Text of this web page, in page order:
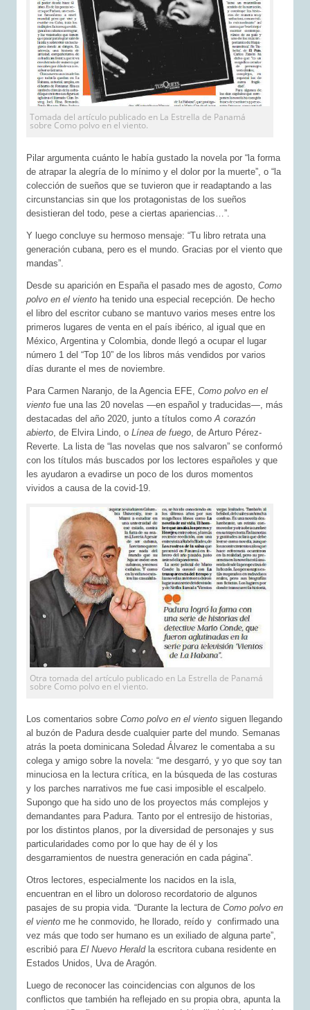
Tomada del artículo publicado en La Estrella de Panamá
sobre Como polvo en el viento.
Pilar argumenta cuánto le había gustado la novela por “la forma
de atrapar la alegría de lo mínimo y el dolor por la muerte”, o “la
colección de sueños que se tuvieron que ir readaptando a las
circunstancias sin que los protagonistas de los sueños
desistieran del todo, pese a ciertas apariencias…”.
Y luego concluye su hermoso mensaje: “Tu libro retrata una
generación cubana, pero es el mundo. Gracias por el viento que
mandas”.
Desde su aparición en España el pasado mes de agosto,Como
polvo en el viento ha tenido una especial recepción. De hecho
el libro del escritor cubano se mantuvo varios meses entre los
primeros lugares de venta en el país ibérico, al igual que en
México, Argentina y Colombia, donde llegó a ocupar el lugar
número 1 del “Top 10” de los libros más vendidos por varios
días durante el mes de noviembre.
Para Carmen Naranjo, de la Agencia EFE,Como polvo en el
viento fue una las 20 novelas —en español y traducidas—, más
destacadas del año 2020, junto a títulos comoA corazón
abierto, de Elvira Lindo, oLínea de fuego, de Arturo Pérez-
Reverte. La lista de “las novelas que nos salvaron” se conformó
con los títulos más buscados por los lectores españoles y que
les ayudaron a evadirse un poco de los duros momentos
vividos a causa de la covid-19.
Otra tomada del artículo publicado en La Estrella de Panamá
sobre Como polvo en el viento.
Los comentarios sobreComo polvo en el viento siguen llegando
al buzón de Padura desde cualquier parte del mundo. Semanas
atrás la poeta dominicana Soledad Álvarez le comentaba a su
colega y amigo sobre la novela: “me desgarró, y yo que soy tan
minuciosa en la lectura crítica, en la búsqueda de las costuras
y los parches narrativos me fue casi imposible el escalpelo.
Supongo que ha sido uno de los proyectos más complejos y
demandantes para Padura. Tanto por el entresijo de historias,
por los distintos planos, por la diversidad de personajes y sus
particularidades como por lo que hay de él y los
desgarramientos de nuestra generación en cada página”.
Otros lectores, especialmente los nacidos en la isla,
encuentran en el libro un doloroso recordatorio de algunos
pasajes de su propia vida. “Durante la lectura deComo polvo en
el viento me he conmovido, he llorado, reído y confirmado una
vez más que todo ser humano es un exiliado de alguna parte”,
escribió paraEl Nuevo Heraldla escritora cubana residente en
Estados Unidos, Uva de Aragón.
Luego de reconocer las coincidencias con algunos de los
conflictos que también ha reflejado en su propia obra, apunta la